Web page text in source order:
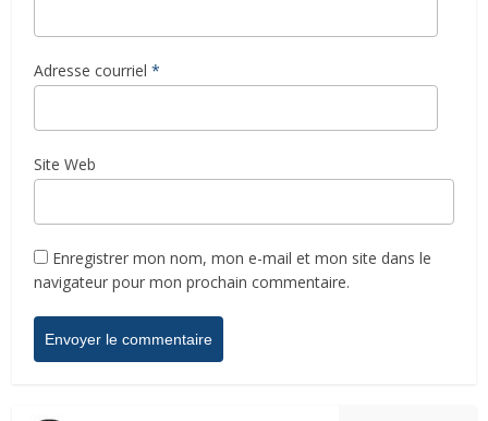
Adresse courriel *
Site Web
Enregistrer mon nom, mon e-mail et mon site dans le
navigateur pour mon prochain commentaire.